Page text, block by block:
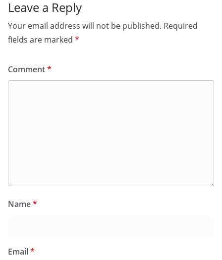
Leave a Reply
Your email address will not be published. Required
fields are marked *
Comment*
Name*
Email*